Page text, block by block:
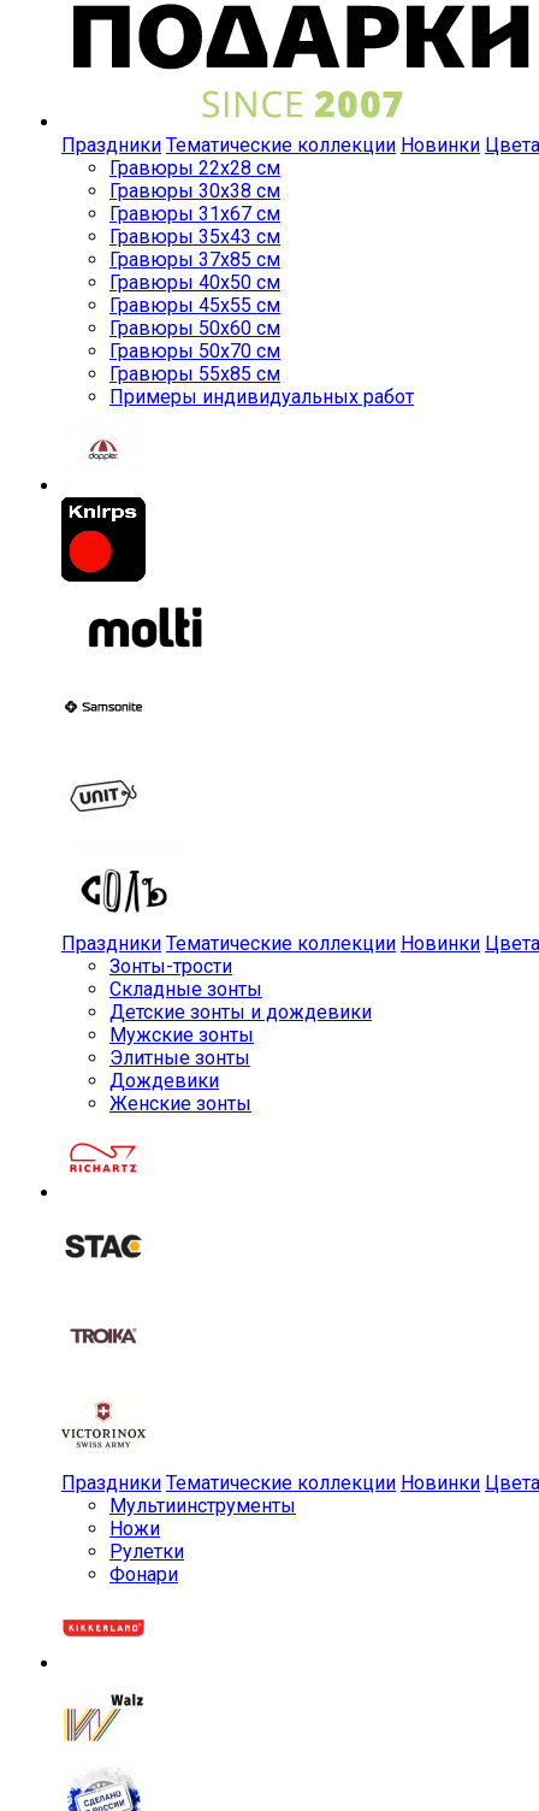
Праздники Тематические коллекции Новинки Цвета
Гравюры 22x28 см
Гравюры 30x38 см
Гравюры 31x67 см
Гравюры 35x43 см
Гравюры 37x85 см
Гравюры 40x50 см
Гравюры 45x55 см
Гравюры 50x60 см
Гравюры 50x70 см
Гравюры 55x85 см
Примеры индивидуальных работ
Праздники Тематические коллекции Новинки Цвета
Зонты-трости
Складные зонты
Детские зонты и дождевики
Мужские зонты
Элитные зонты
Дождевики
Женские зонты
Праздники Тематические коллекции Новинки Цвета
Мульти­инструменты
Ножи
Рулетки
Фонари